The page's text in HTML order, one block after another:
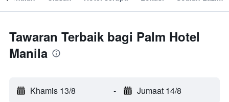
Tawaran Terbaik bagi Palm Hotel
Manila
Khamis 13/8 - Jumaat 14/8